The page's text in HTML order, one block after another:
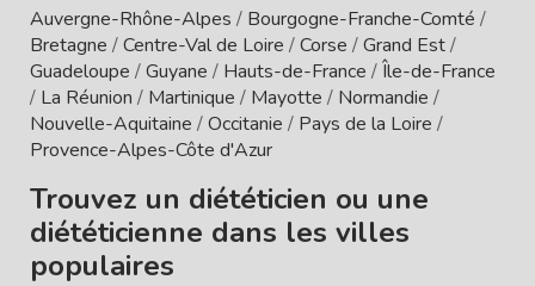
Auvergne-Rhône-Alpes / Bourgogne-Franche-Comté /
Bretagne /Centre-Val de Loire /Corse /Grand Est/
Guadeloupe /Guyane / Hauts-de-France /Île-de-France
/ La Réunion / Martinique / Mayotte / Normandie /
Nouvelle-Aquitaine /Occitanie / Pays de la Loire /
Provence-Alpes-Côte d'Azur
Trouvez un diététicien ou une
diététicienne dans les villes
populaires